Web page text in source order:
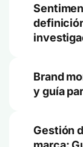
Brand
y guía
Gestión